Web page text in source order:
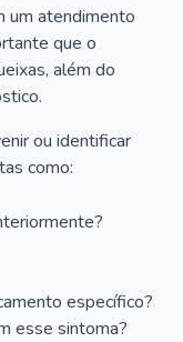
um atendimento
que o
além do
ou identificar
como:
específico?
esse sintoma?